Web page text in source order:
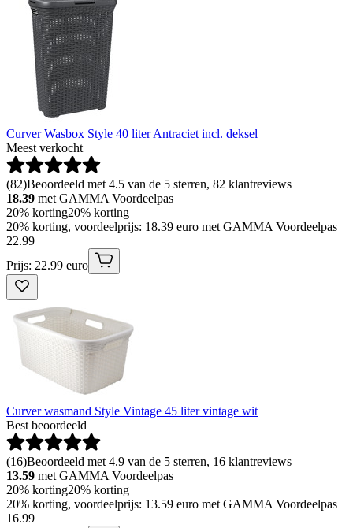
Curver Wasbox Style 40 liter Antraciet incl. deksel
Meest verkocht
(82)Beoordeeld met 4.5 van de 5 sterren, 82 klantreviews
18.39 met GAMMA Voordeelpas
20% korting20% korting
20% korting, voordeelprijs: 18.39 euro met GAMMA Voordeelpas
22.99
Prijs: 22.99 euro
Curver wasmand Style Vintage 45 liter vintage wit
Best beoordeeld
(16)Beoordeeld met 4.9 van de 5 sterren, 16 klantreviews
13.59 met GAMMA Voordeelpas
20% korting20% korting
20% korting, voordeelprijs: 13.59 euro met GAMMA Voordeelpas
16.99